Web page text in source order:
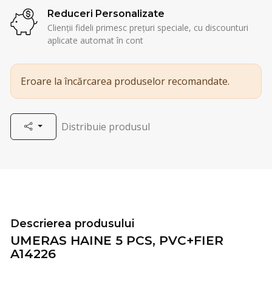
Reduceri Personalizate
Clienții fideli primesc prețuri speciale, cu discounturi
aplicate automat în cont
Eroare la încărcarea produselor recomandate.
Distribuie produsul
Descrierea produsului
UMERAS HAINE 5 PCS, PVC+FIER
A14226